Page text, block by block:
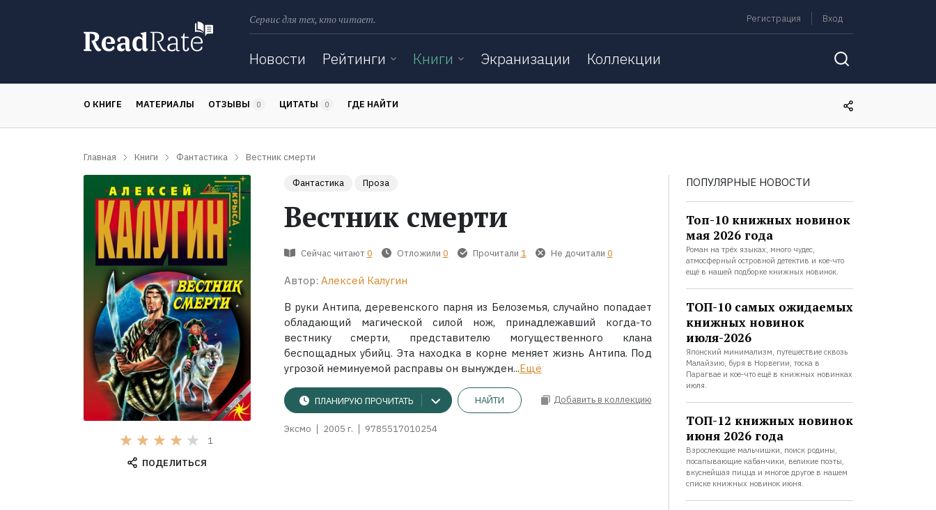
Сервис для тех, кто читает. Регистрация Вход
Новости Рейтинги Книги Экранизации Коллекции
О КНИГЕ МАТЕРИАЛЫ ОТЗЫВЫ 0 ЦИТАТЫ 0 ГДЕ НАЙТИ
Главная Книги Фантастика Вестник смерти
1
ПОДЕЛИТЬСЯ
Фантастика Проза
Вестник смерти
Сейчас читают 0 Отложили 0 Прочитали 1 Не дочитали 0
Автор: Алексей Калугин
В руки Антипа, деревенского парня из Белоземья, случайно попадает
обладающий магической силой нож, принадлежавший когда-то
вестнику смерти, представителю могущественного клана
беспощадных убийц. Эта находка в корне меняет жизнь Антипа. Под
угрозой неминуемой расправы он вынужден...Ещё
ПЛАНИРУЮ ПРОЧИТАТЬ НАЙТИ Добавить в коллекцию
Эксмо 2005 г. 9785517010254
ПОПУЛЯРНЫЕ НОВОСТИ
Топ-10 книжных новинок
мая 2026 года
Роман на трёх языках, много чудес,
атмосферный островной детектив и кое-что
ещё в нашей подборке книжных новинок.
ТОП-10 самых ожидаемых
книжных новинок
июля-2026
Японский минимализм, путешествие сквозь
Малайзию, буря в Норвегии, тоска в
Парагвае и кое-что ещё в книжных новинках
июля.
ТОП-12 книжных новинок
июня 2026 года
Взрослеющие мальчишки, поиск родины,
посапывающие кабанчики, великие поэты,
вкуснейшая пицца и многое другое в нашем
списке книжных новинок июня.